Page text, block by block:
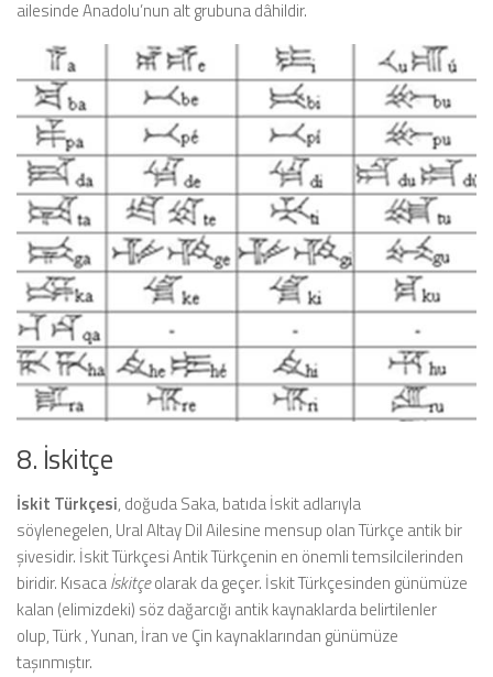
ailesinde Anadolu’nun alt grubuna dâhildir.
8. İskitçe
İskit Türkçesi, doğuda Saka, batıda İskit adlarıyla
söylenegelen, Ural Altay Dil Ailesine mensup olan Türkçe antik bir
şivesidir. İskit Türkçesi Antik Türkçenin en önemli temsilcilerinden
biridir. Kısacaİskitçeolarak da geçer. İskit Türkçesinden günümüze
kalan (elimizdeki) söz dağarcığı antik kaynaklarda belirtilenler
olup, Türk , Yunan, İran ve Çin kaynaklarından günümüze
taşınmıştır.